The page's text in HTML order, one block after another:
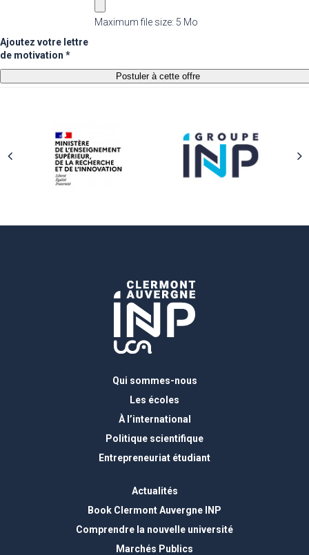
Maximum file size: 5 Mo
Ajoutez votre lettre
de motivation *
Postuler à cette offre
Qui sommes-nous
Les écoles
À l’international
Politique scientifique
Entrepreneuriat étudiant
Actualités
Book Clermont Auvergne INP
Comprendre la nouvelle université
Marchés Publics